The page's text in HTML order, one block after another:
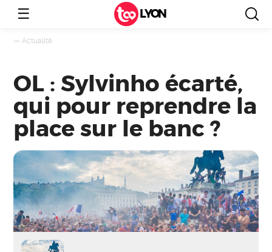
☰ LYON
— Actualité
OL : Sylvinho écarté,
qui pour reprendre la
place sur le banc ?